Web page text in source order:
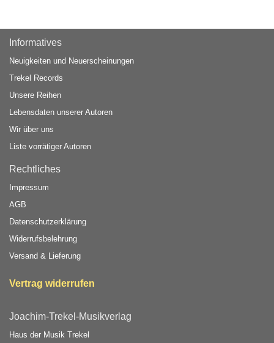
Informatives
Neuigkeiten und Neuerscheinungen
Trekel Records
Unsere Reihen
Lebensdaten unserer Autoren
Wir über uns
Liste vorrätiger Autoren
Rechtliches
Impressum
AGB
Datenschutzerklärung
Widerrufsbelehrung
Versand & Lieferung
Vertrag widerrufen
Joachim-Trekel-Musikverlag
Haus der Musik Trekel